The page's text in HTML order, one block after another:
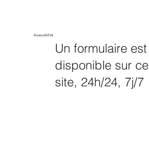
Accessibilité
Un formulaire est
disponible sur ce
site, 24h/24, 7j/7